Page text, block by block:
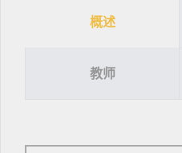
概述
教师